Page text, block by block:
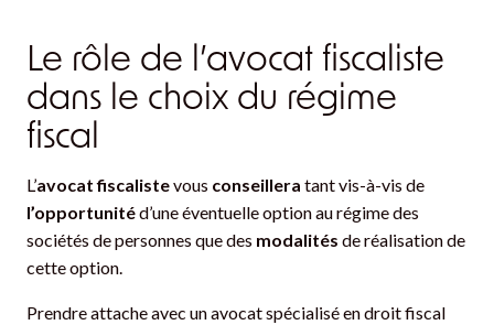
Le rôle de l’avocat fiscaliste
dans le choix du régime
fiscal
L’avocat fiscalistevous conseillera tant vis-à-vis de
l’opportunitéd’une éventuelle option au régime des
sociétés de personnes que des modalités de réalisation de
cette option.
Prendre attache avec un avocat spécialisé en droit fiscal